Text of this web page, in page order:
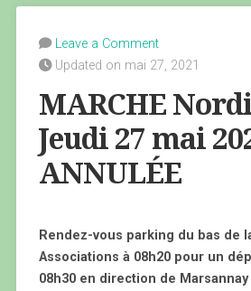
Leave a Comment
Updated on mai 27, 2021
MARCHE
Jeudi 27 mai
ANNULÉE
Rendez-vous parking du bas de
Associations à 08h20 pour un
08h30 en direction de Marsannay